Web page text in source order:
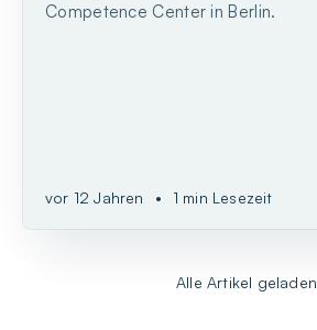
Competence Center in Berlin.
vor 12 Jahren • 1 min Lesezeit
Alle Artikel geladen